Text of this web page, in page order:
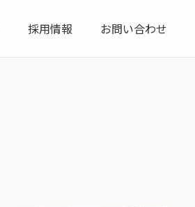
採用情報 お問い合わせ